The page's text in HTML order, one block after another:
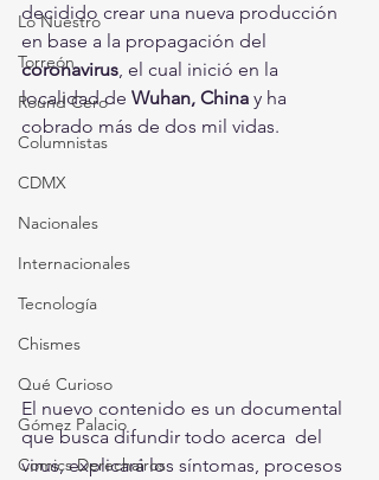
Lo Nuestro
Torreón
Round Cero
Columnistas
CDMX
Nacionales
Internacionales
Tecnología
Chismes
Qué Curioso
Gómez Palacio
Comics Derechairos
decidido crear una nueva producción
en base a la propagación del
coronavirus, el cual inició en la
localidad de Wuhan, China y ha
cobrado más de dos mil vidas.
El nuevo contenido es un documental
que busca difundir todo acerca  del
virus, explicará los síntomas, procesos